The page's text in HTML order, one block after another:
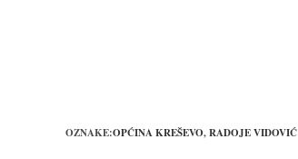
OZNAKE:OPĆINA KREŠEVO,RADOJE VIDOVIĆ